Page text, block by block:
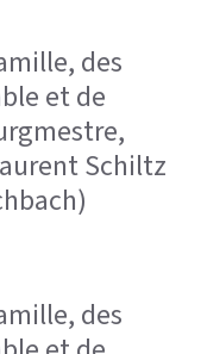
des
et de
Schiltz
des